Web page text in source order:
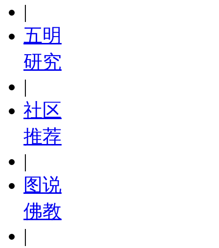
|
五明
研究
|
社区
推荐
|
图说
佛教
|